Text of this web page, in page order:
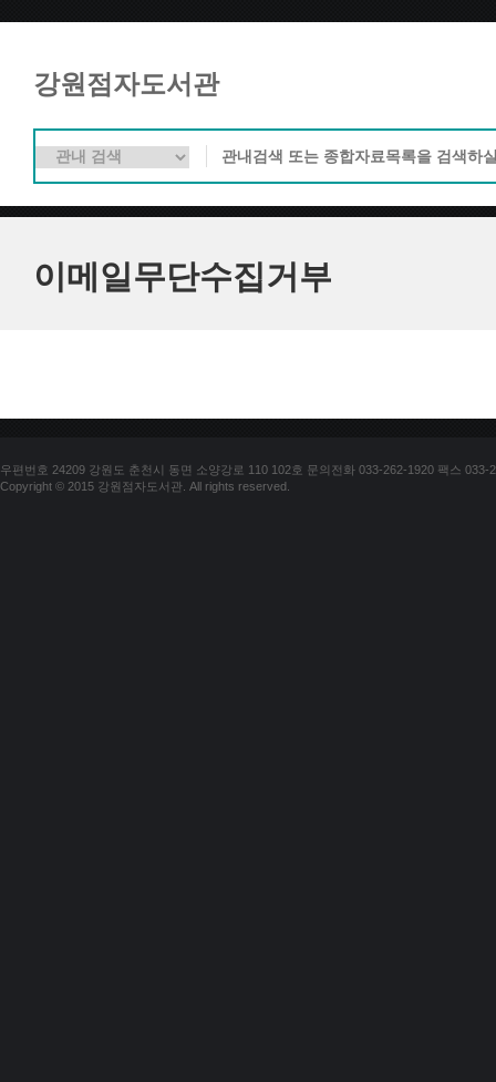
강원점자도서관
이메일무단수집거부
우편번호 24209 강원도 춘천시 동면 소양강로 110 102호 문의전화 033-262-1920 팩스 033-
Copyright © 2015 강원점자도서관. All rights reserved.